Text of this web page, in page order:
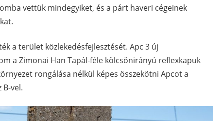
vettük mindegyiket, és a párt haveri cégeinek
a terület közlekedésfejlesztését. Apc 3 új
a Zimonai Han Tapál-féle kölcsönirányú reflexkapuk
rongálása nélkül képes összekötni Apcot a
B-vel.